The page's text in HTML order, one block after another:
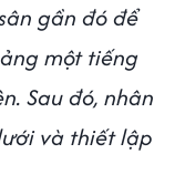
gần đó để
một tiếng
Sau đó, nhân
và thiết lập